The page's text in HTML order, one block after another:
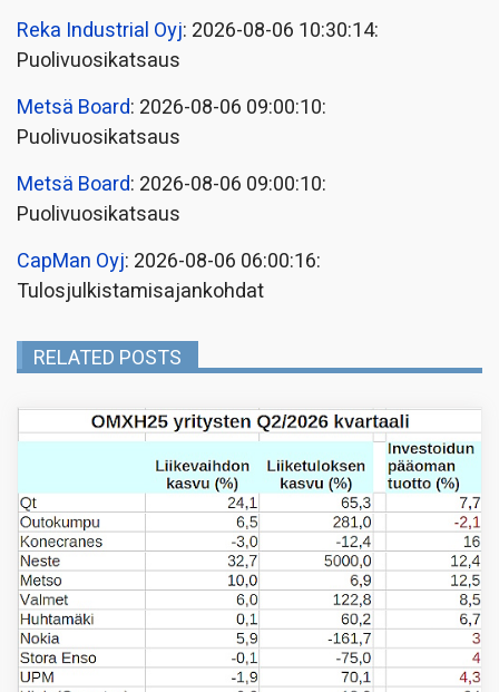
Reka Industrial Oyj: 2026-08-06 10:30:14:
Puolivuosikatsaus
Metsä Board: 2026-08-06 09:00:10:
Puolivuosikatsaus
Metsä Board: 2026-08-06 09:00:10:
Puolivuosikatsaus
CapMan Oyj: 2026-08-06 06:00:16:
Tulosjulkistamisajankohdat
RELATED POSTS